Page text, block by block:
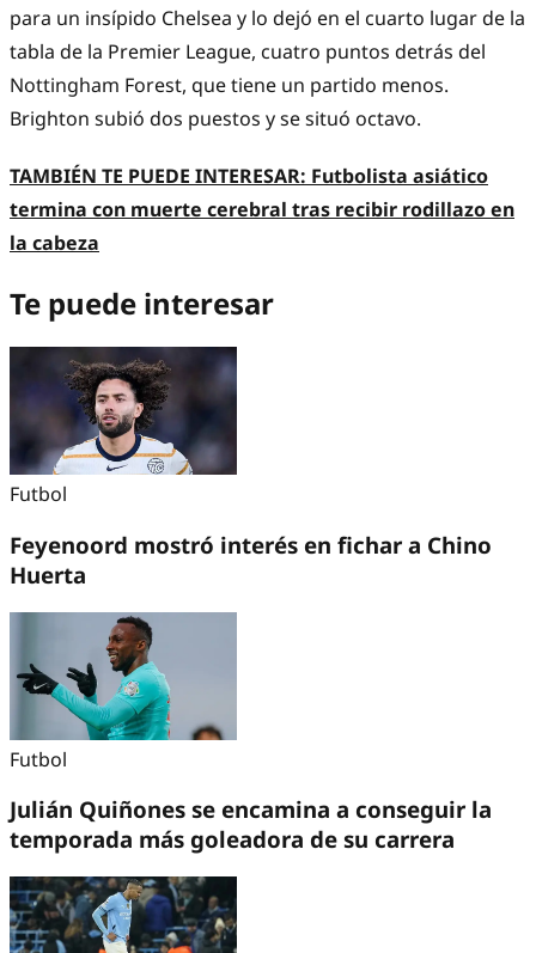
para un insípido Chelsea y lo dejó en el cuarto lugar de la
tabla de la Premier League, cuatro puntos detrás del
Nottingham Forest, que tiene un partido menos.
Brighton subió dos puestos y se situó octavo.
TAMBIÉN TE PUEDE INTERESAR: Futbolista asiático
termina con muerte cerebral tras recibir rodillazo en
la cabeza
Te puede interesar
Futbol
Feyenoord mostró interés en fichar a Chino
Huerta
Futbol
Julián Quiñones se encamina a conseguir la
temporada más goleadora de su carrera